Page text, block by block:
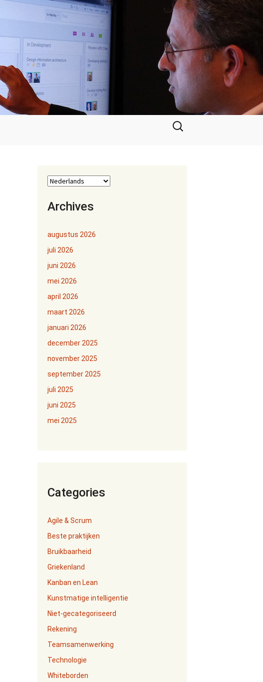
Zoeken
naar:
Archives
augustus 2026
juli 2026
juni 2026
mei 2026
april 2026
maart 2026
januari 2026
december 2025
november 2025
september 2025
juli 2025
juni 2025
mei 2025
Categories
Agile & Scrum
Beste praktijken
Bruikbaarheid
Griekenland
Kanban en Lean
Kunstmatige intelligentie
Niet-gecategoriseerd
Rekening
Teamsamenwerking
Technologie
Whiteborden